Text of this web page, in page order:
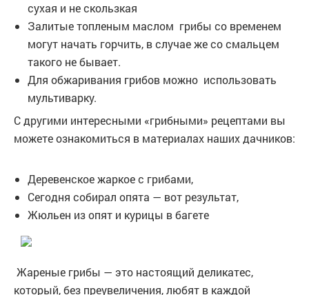
сухая и не скользкая
Залитые топленым маслом грибы со временем
могут начать горчить, в случае же со смальцем
такого не бывает.
Для обжаривания грибов можно использовать
мультиварку.
С другими интересными «грибными» рецептами вы
можете ознакомиться в материалах наших дачников:
Деревенское жаркое с грибами,
Сегодня собирал опята — вот результат,
Жюльен из опят и курицы в багете
Жареные грибы — это настоящий деликатес,
который, без преувеличения, любят в каждой